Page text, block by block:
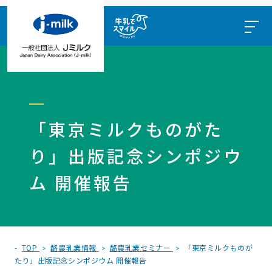
「東京ミルクものがた
り」出版記念シンポジウ
ム 開催報告
TOP 酪農乳業情報 酪農乳業セミナー
「東京ミルクものが
たり」出版記念シンポジウム 開催報告